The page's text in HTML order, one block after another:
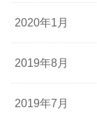
2020年1月
2019年8月
2019年7月